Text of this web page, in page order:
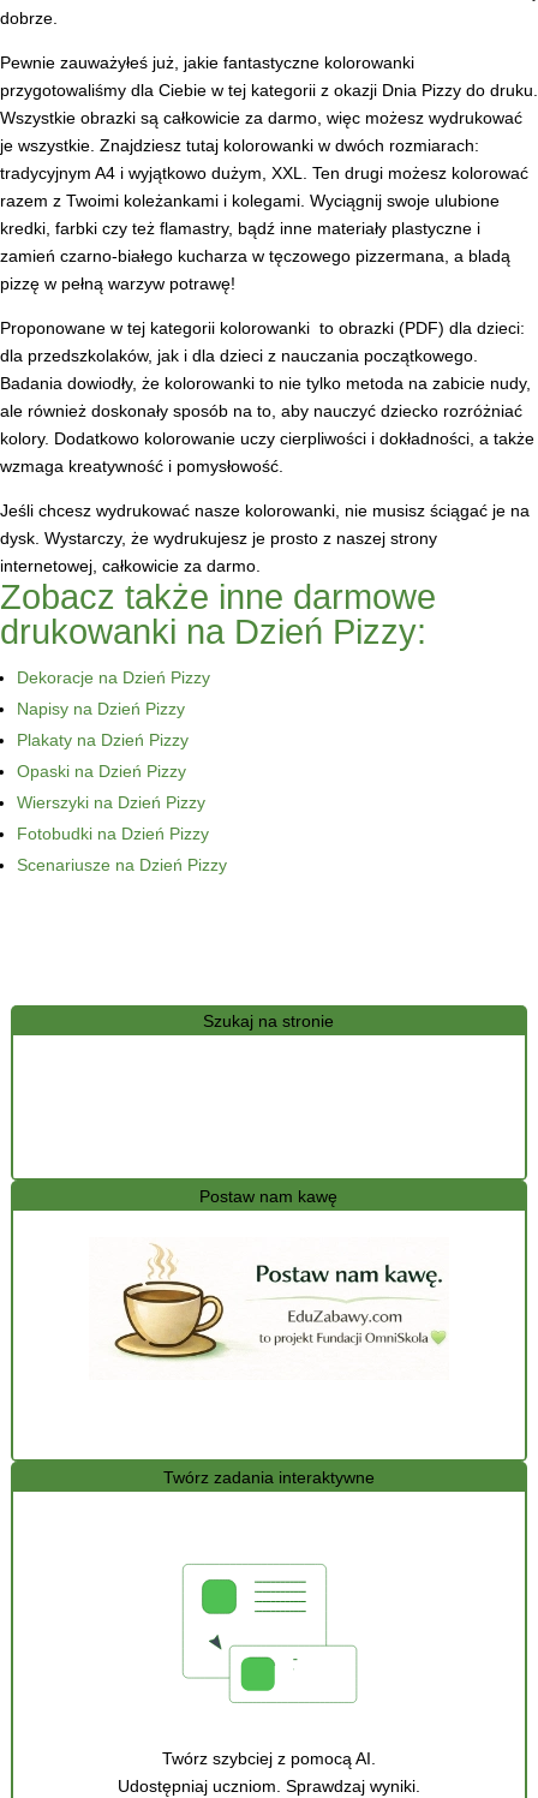
Szukaj na stronie
Postaw nam kawę
Twórz zadania interaktywne
Twórz szybciej z pomocą AI.
Udostępniaj uczniom. Sprawdzaj wyniki.
dobrze.
Pewnie zauważyłeś już, jakie fantastyczne kolorowanki
przygotowaliśmy dla Ciebie w tej kategorii z okazji Dnia Pizzy do druku.
Wszystkie obrazki są całkowicie za darmo, więc możesz wydrukować
je wszystkie. Znajdziesz tutaj kolorowanki w dwóch rozmiarach:
tradycyjnym A4 i wyjątkowo dużym, XXL. Ten drugi możesz kolorować
razem z Twoimi koleżankami i kolegami. Wyciągnij swoje ulubione
kredki, farbki czy też flamastry, bądź inne materiały plastyczne i
zamień czarno-białego kucharza w tęczowego pizzermana, a bladą
pizzę w pełną warzyw potrawę!
Proponowane w tej kategorii kolorowanki to obrazki (PDF) dla dzieci:
dla przedszkolaków, jak i dla dzieci z nauczania początkowego.
Badania dowiodły, że kolorowanki to nie tylko metoda na zabicie nudy,
ale również doskonały sposób na to, aby nauczyć dziecko rozróżniać
kolory. Dodatkowo kolorowanie uczy cierpliwości i dokładności, a także
wzmaga kreatywność i pomysłowość.
Jeśli chcesz wydrukować nasze kolorowanki, nie musisz ściągać je na
dysk. Wystarczy, że wydrukujesz je prosto z naszej strony
internetowej, całkowicie za darmo.
Zobacz także inne darmowe
drukowanki na Dzień Pizzy:
Dekoracje na Dzień Pizzy
Napisy na Dzień Pizzy
Plakaty na Dzień Pizzy
Opaski na Dzień Pizzy
Wierszyki na Dzień Pizzy
Fotobudki na Dzień Pizzy
Scenariusze na Dzień Pizzy